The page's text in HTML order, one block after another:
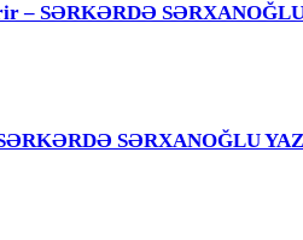
– SƏRKƏRDƏ
SƏRXANOĞLU